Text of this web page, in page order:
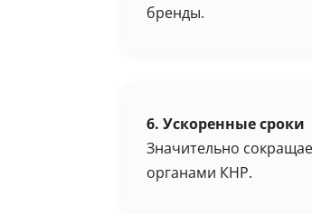
бренды.
6. Ускоренные сроки
Значительно
органами КНР.